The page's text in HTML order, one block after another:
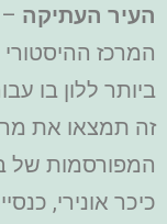
העיר העתיקה
המרכז
ביותר ללון בו
זה תמצאו את
המפורסמות של
כיכר אונירי,